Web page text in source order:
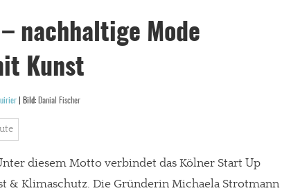
nachhaltige Mode
Kunst
| Bild: Danial Fischer
diesem Motto verbindet das Kölner Start Up
& Klimaschutz. Die Gründerin Michaela Strotmann